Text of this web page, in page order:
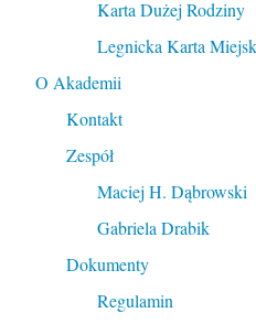
Karta Dużej Rodziny
Legnicka Karta
O Akademii
Kontakt
Zespół
Maciej H. Dąbrowski
Gabriela Drabik
Dokumenty
Regulamin